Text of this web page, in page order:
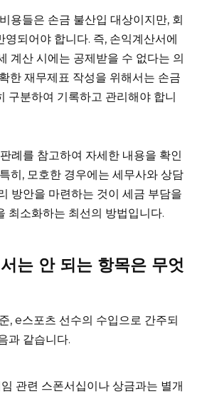
용들은 손금 불산입 대상이지만, 회
되어야 합니다. 즉, 손익계산서에
계산 시에는 공제받을 수 없다는 의
한 재무제표 작성을 위해서는 손금
구분하여 기록하고 관리해야 합니
례를 참고하여 자세한 내용을 확인
히, 모호한 경우에는 세무사와 상담
방안을 마련하는 것이 세금 부담을
최소화하는 최선의 방법입니다.
는 안 되는 항목은 무엇
, e스포츠 선수의 수입으로 간주되
과 같습니다.
관련 스폰서십이나 상금과는 별개